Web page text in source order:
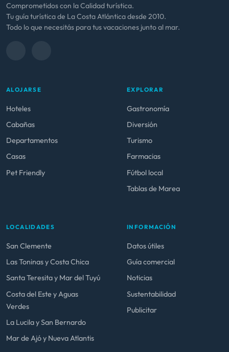
Comprometidos con la Calidad turística.
Tu guía turística de La Costa Atlántica desde 2010.
Todo lo que necesitás para tus vacaciones junto al mar.
ALOJARSE
Hoteles
Cabañas
Departamentos
Casas
Pet Friendly
EXPLORAR
Gastronomía
Diversión
Turismo
Farmacias
Fútbol local
Tablas de Marea
LOCALIDADES
San Clemente
Las Toninas y Costa Chica
Santa Teresita y Mar del Tuyú
Costa del Este y Aguas
Verdes
La Lucila y San Bernardo
Mar de Ajó y Nueva Atlantis
INFORMACIÓN
Datos útiles
Guía comercial
Noticias
Sustentabilidad
Publicitar